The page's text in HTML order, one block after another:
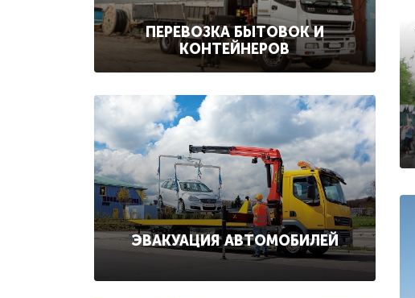
ПЕРЕВОЗКА БЫТОВОК И
КОНТЕЙНЕРОВ
ЭВАКУАЦИЯ АВТОМОБИЛЕЙ